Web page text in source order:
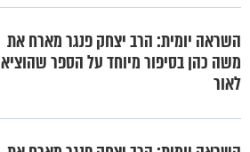
השראה יומית: הרב יצחק פנגר מארח את
משה כהן בסיפור מיוחד על הספר שהוציא
לאור